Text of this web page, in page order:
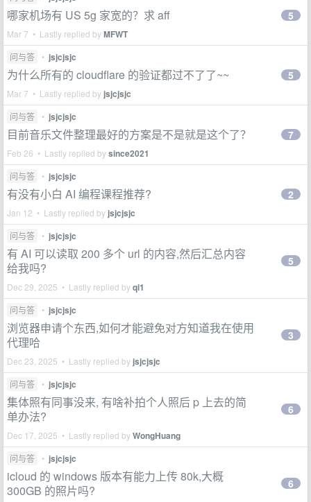
哪家机场有 US 5g 家宽的？求 aff
Mar 7 • Lastly replied byMFWT
5
问与答 • jsjcjsjc
为什么所有的 cloudflare 的验证都过不了了~~
Mar 7 • Lastly replied by jsjcjsjc
5
问与答 • jsjcjsjc
目前音乐文件整理最好的方案是不是就是这个了？
Feb 26 • Lastly replied bysince2021
7
问与答 • jsjcjsjc
有没有小白 AI 编程课程推荐?
Jan 12 • Lastly replied by jsjcjsjc
2
问与答 • jsjcjsjc
有 AI 可以读取 200 多个 url 的内容,然后汇总内容
给我吗?
Dec 29, 2025 • Lastly replied byqi1
5
问与答 • jsjcjsjc
浏览器申请个东西,如何才能避免对方知道我在使用
代理哈
Dec 23, 2025 • Lastly replied by jsjcjsjc
3
问与答 • jsjcjsjc
集体照有同事没来, 有啥补拍个人照后 p 上去的简
单办法?
Dec 17, 2025 • Lastly replied byWongHuang
6
问与答 • jsjcjsjc
icloud 的 windows 版本有能力上传 80k,大概
300GB 的照片吗?
6